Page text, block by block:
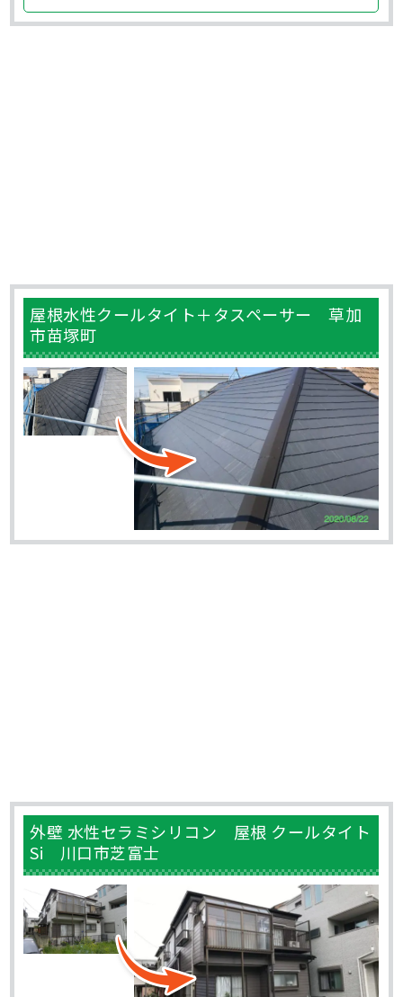
屋根水性クールタイト＋タスペーサー 草加
市苗塚町
外壁 水性セラミシリコン 屋根 クールタイト
Si 川口市芝富士